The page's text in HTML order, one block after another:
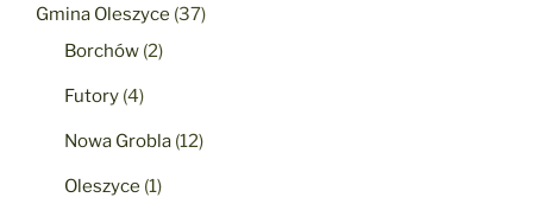
Gmina Oleszyce (37)
Borchów (2)
Futory (4)
Nowa Grobla (12)
Oleszyce (1)